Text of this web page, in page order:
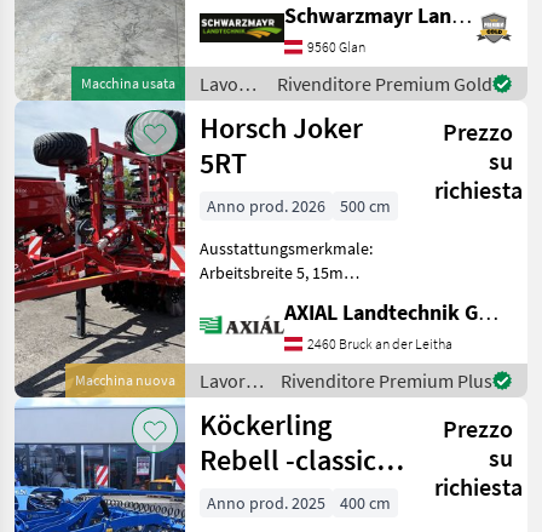
Macchina usata
larghezza di lavoro di 5 m -
con ripiegamento idraulico
- con protezione da
sovraccarico trami
Schwarzmayr Landtechnik GmbH - Glan
9560 Glan
Lavorazione
terreno
/
Lemken
Rivenditore Premium Gold
Macchina nuova
Horsch Joker
5RT
Prezzo
su
richiesta
Anno prod. 2026
500 cm
Ausstattungsmerkmale:
Arbeitsbreite 5, 15m
Transporthöhe 3, 18 m
DiscSystem Scheiben Ø 58
cm DiscSystem Scheiben
Stärke 6 mm Anzahl der
AXIAL Landtechnik GmbH
2460 Bruck an der Leitha
Lavorazione
terreno
/
Horsch
Rivenditore Premium Plus
Köckerling
Rebell -classic-
410
Prezzo
su
richiesta
Anno prod. 2025
400 cm